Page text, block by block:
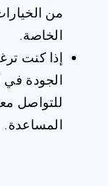
من
الخاصة.
إذا كنت
الجودة في
للتواصل
المساعدة.